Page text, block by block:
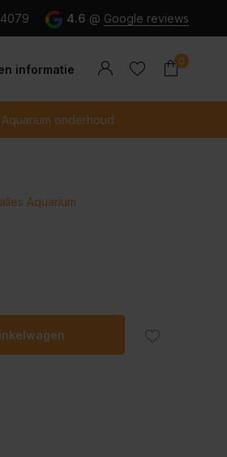
4.6 @ Google reviews
informatie
Account
0
Aquarium onderhoud
Aquarium